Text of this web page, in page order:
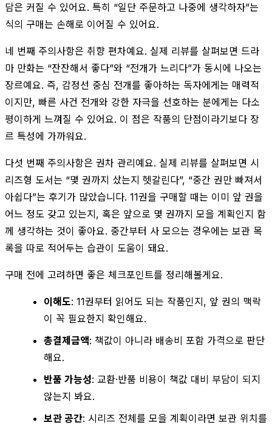
담은 커질 수 있어요. 특히 “일단 주문하고 나중에 생각하자”는
식의 구매는 손해로 이어질 수 있어요.
네 번째 주의사항은 취향 편차예요. 실제 리뷰를 살펴보면 드라
마 만화는 “잔잔해서 좋다”와 “전개가 느리다”가 동시에 나오는
장르예요. 즉, 감정선 중심 전개를 좋아하는 독자에게는 매력적
이지만, 빠른 사건 전개와 강한 자극을 선호하는 분에게는 다소
평이하게 느껴질 수 있어요. 이 점은 작품의 단점이라기보다 장
르 특성에 가까워요.
다섯 번째 주의사항은 권차 관리예요. 실제 리뷰를 살펴보면 시
리즈형 도서는 “몇 권까지 샀는지 헷갈린다”, “중간 권만 빠져서
아쉽다”는 후기가 많았습니다. 11권을 구매할 때는 이미 앞 권을
어느 정도 갖고 있는지, 혹은 앞으로 몇 권까지 모을 계획인지 함
께 생각하는 것이 좋아요. 중간부터 사 모으는 경우에는 보관 목
록을 따로 적어두는 습관이 도움이 돼요.
구매 전에 고려하면 좋은 체크포인트를 정리해볼게요.
이해도: 11권부터 읽어도 되는 작품인지, 앞 권의 맥락
이 꼭 필요한지 확인해요.
총결제금액: 책값이 아니라 배송비 포함 가격으로 판단
해요.
반품 가능성: 교환·반품 비용이 책값 대비 부담이 되지
않는지 봐요.
보관 공간: 시리즈 전체를 모을 계획이라면 보관 위치를